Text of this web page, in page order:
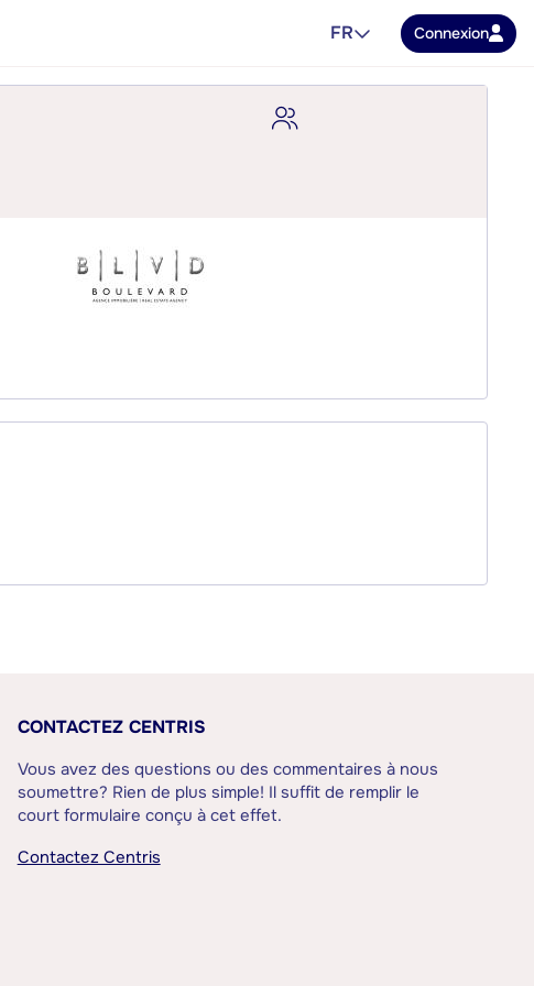
FR Connexion
CONTACTEZ CENTRIS
Vous avez des questions ou des commentaires à nous
soumettre? Rien de plus simple! Il suffit de remplir le
court formulaire conçu à cet effet.
Contactez Centris